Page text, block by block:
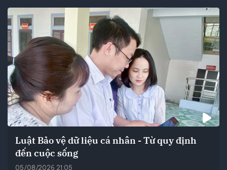
Luật Bảo vệ dữ liệu cá nhân - Từ quy định
đến cuộc sống
05/08/2026 21:05